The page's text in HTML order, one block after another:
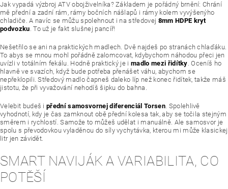
Jak vypadá výzbroj ATV obojživelníka? Základem je pořádný brnění: Chrání
mě přední a zadní rám, rámy bočních nášlapů i rámy kolem vyvýšenýho
chladiče. A navíc se můžu spolehnout i na středovej 8mm HDPE kryt
podvozku. To už je fakt slušnej pancíř!
Nešetřilo se ani na praktických madlech. Dvě najdeš po stranách chlaďáku.
To abys se mnou mohl pořádně zalomcovat, kdybychom náhodou přeci jen
uvízli v totálním fekálu. Hodně praktický je imadlo mezi řidítky. Oceníš ho
hlavně ve svazích, když bude potřeba přenášet váhu, abychom se
nepřeklopili. Středový madlo čapneš daleko líp než konec řidítek, takže máš
jistotu, že při vyvažování nehodíš šipku do bahna.
Velebit budeš ipřední samosvornej diferenciál Torsen. Spolehlivě
vyhodnotí, kdy je čas zamknout obě přední kolesa tak, aby se točila stejným
směrem i rychlostí. Samože to můžeš udělat i manuálně. Ale samosvor je
spolu s převodovkou vyladěnou do síly vychytávka, kterou mi může klasickej
litr jen závidět.
SMART NAVIJÁK A VARIABILITA, CO
POTĚŠÍ